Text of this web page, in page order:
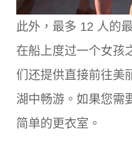
此外，最多 12 人的
在船上度过一个女孩
们还提供直接前往美
湖中畅游。如果您需
简单的更衣室。